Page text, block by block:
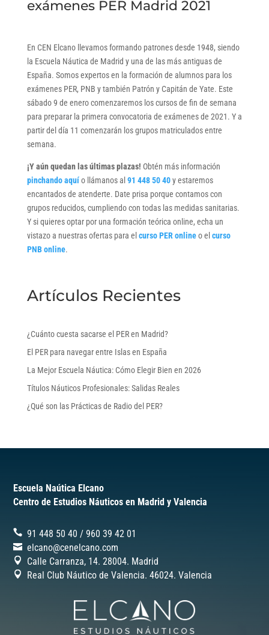
exámenes PER Madrid 2021
En CEN Elcano llevamos formando patrones desde 1948, siendo
la Escuela Náutica de Madrid y una de las más antiguas de
España. Somos expertos en la formación de alumnos para los
exámenes PER, PNB y también Patrón y Capitán de Yate. Este
sábado 9 de enero comenzaremos los cursos de fin de semana
para preparar la primera convocatoria de exámenes de 2021. Y a
partir del día 11 comenzarán los grupos matriculados entre
semana.
¡Y aún quedan las últimas plazas! Obtén más información
pinchando aquío llámanos al 91 448 50 40y estaremos
encantados de atenderte. Date prisa porque contamos con
grupos reducidos, cumpliendo con todas las medidas sanitarias.
Y si quieres optar por una formación teórica online, echa un
vistazo a nuestras ofertas para el curso PER onlineo el curso
PNB online.
Artículos Recientes
¿Cuánto cuesta sacarse el PER en Madrid?
El PER para navegar entre Islas en España
La Mejor Escuela Náutica: Cómo Elegir Bien en 2026
Títulos Náuticos Profesionales: Salidas Reales
¿Qué son las Prácticas de Radio del PER?
Escuela Naútica Elcano
Centro de Estudios Náuticos en Madrid y Valencia
91 448 50 40 /‎960 39 42 01
elcano@cenelcano.com
Calle Carranza, 14. 28004. Madrid
Real Club Náutico de Valencia. 46024. Valencia